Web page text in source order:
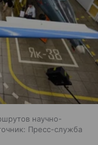
научно-
Пресс-служба